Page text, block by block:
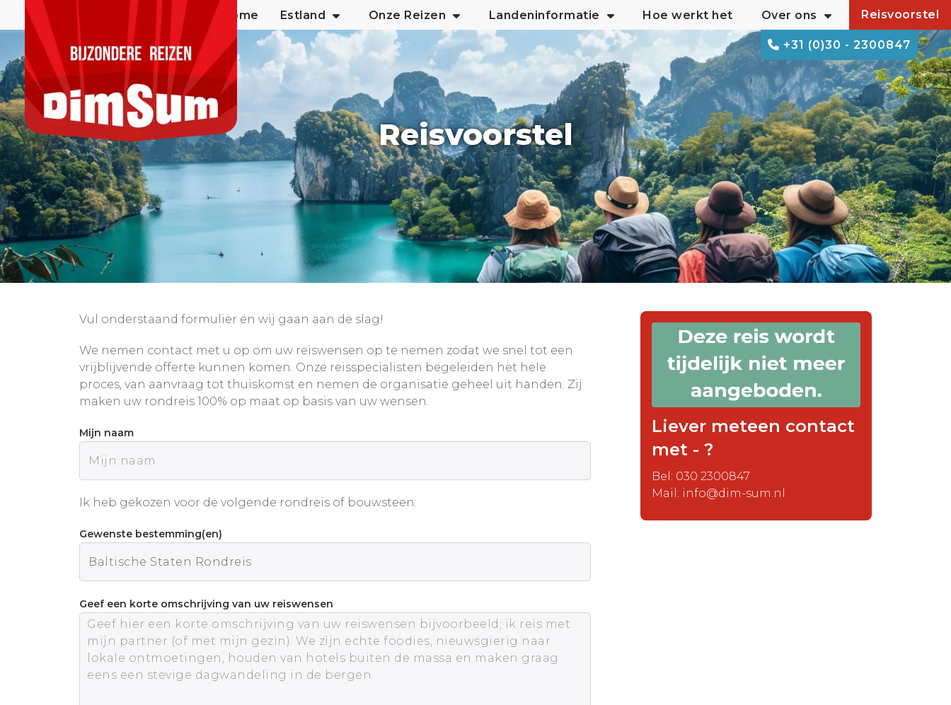
+31 (0)30 - 2300847
Home Estland Onze Reizen Landeninformatie Hoe werkt het Over ons Reisvoorstel
Reisvoorstel
Vul onderstaand formulier en wij gaan aan de slag!
We nemen contact met u op om uw reiswensen op te nemen zodat we snel tot een
vrijblijvende offerte kunnen komen. Onze reisspecialisten begeleiden het hele
proces, van aanvraag tot thuiskomst en nemen de organisatie geheel uit handen. Zij
maken uw rondreis 100% op maat op basis van uw wensen.
Mijn naam
Ik heb gekozen voor de volgende rondreis of bouwsteen:
Gewenste bestemming(en)
Geef een korte omschrijving van uw reiswensen
Liever meteen contact
met - ?
Bel: 030 2300847
Mail: info@dim-sum.nl